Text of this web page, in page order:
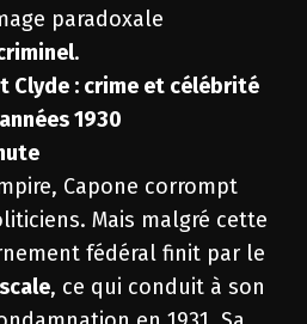
paradoxale
.
Clyde : crime et célébrité
1930
Capone corrompt
Mais malgré cette
fédéral finit par le
, ce qui conduit à son